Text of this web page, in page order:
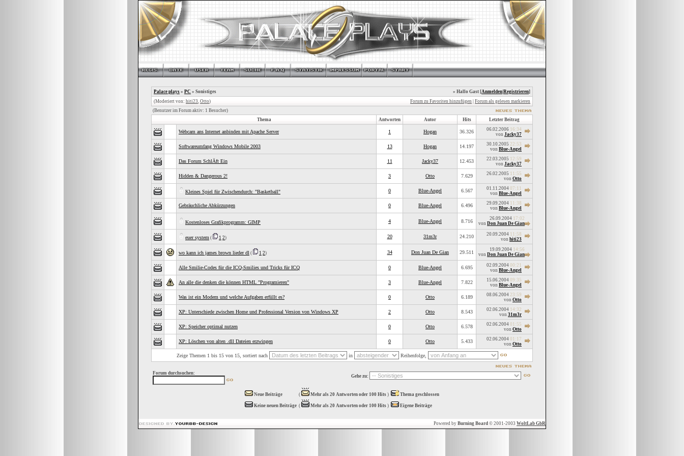
Palace plays » PC » Sonistiges » Hallo Gast [Anmelden Registrieren]
(Moderiert von: hiti23, Otto) Forum zu Favoriten hinzufügen Forum als gelesen markieren
(Benutzer im Forum aktiv: 1 Besucher)
Thema
Antworten Autor Hits Letzter Beitrag
Webcam ans Internet anbinden mit Apache Server 1 Hogan 36.326 06.02.2006 16:34
von Jacky37
Softwareumfang Windows Mobile 2003 13 Hogan 14.197 30.10.2005 22:53
von Blue-Angel
Das Forum SchlÄft Ein 11 Jacky37 12.453 22.03.2005 12:59
von Jacky37
Hidden & Dangerous 2! 3 Otto 7.629 26.02.2005 11:55
von Otto
Kleines Spiel für Zwischendurch: "Basketball" 0 Blue-Angel 6.567 01.11.2004 07:11
von Blue-Angel
Gebräuchliche Abkürzungen 0 Blue-Angel 6.496 29.09.2004 11:38
von Blue-Angel
Kostenloses Grafikprogramm: GIMP 4 Blue-Angel 8.716 26.09.2004 17:02
von Don Juan De Gian
euer system ( 1 2) 20 31m3r 24.210 20.09.2004 11:58
von hiti23
wo kann ich james brown lieder dl ( 1 2) 34 Don Juan De Gian 29.511 19.09.2004 14:56
von Don Juan De Gian
Alle Smilie-Codes für die ICQ-Smilies und Tricks für ICQ 0 Blue-Angel 6.695 02.09.2004 00:21
von Blue-Angel
An alle die denken die können HTML "Programieren" 3 Blue-Angel 7.822 15.06.2004 09:35
von Blue-Angel
Was ist ein Modem und welche Aufgaben erfüllt es? 0 Otto 6.189 08.06.2004 23:59
von Otto
XP: Unterschiede zwischen Home und Professional Version von Windows XP 2 Otto 8.543 02.06.2004 14:32
von 31m3r
XP: Speicher optimal nutzen 0 Otto 6.578 02.06.2004 01:55
von Otto
XP: Löschen von alten .dll Dateien erzwingen 0 Otto 5.433 02.06.2004 01:17
von Otto
Zeige Themen 1 bis 15 von 15, sortiert nach in Reihenfolge,
Forum durchsuchen:
Gehe zu:
Neue Beiträge ( Mehr als 20 Antworten oder 100 Hits ) Thema geschlossen
Keine neuen Beiträge ( Mehr als 20 Antworten oder 100 Hits ) Eigene Beiträge
Powered by Burning Board © 2001-2003 WoltLab GbR